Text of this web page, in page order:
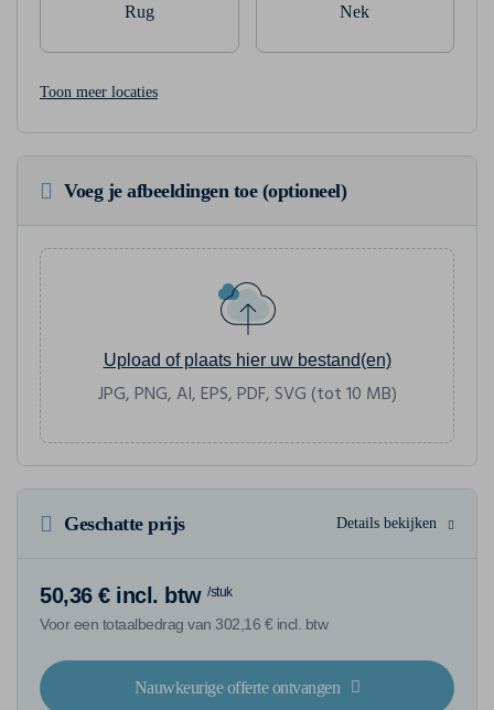
Rug Nek
Toon meer locaties
Voeg je afbeeldingen toe (optioneel)
Upload of plaats hier uw bestand(en)
JPG, PNG, AI, EPS, PDF, SVG (tot 10 MB)
Geschatte prijs Details bekijken
50,36 € incl. btw /stuk
Voor een totaalbedrag van 302,16 € incl. btw
Nauwkeurige offerte ontvangen